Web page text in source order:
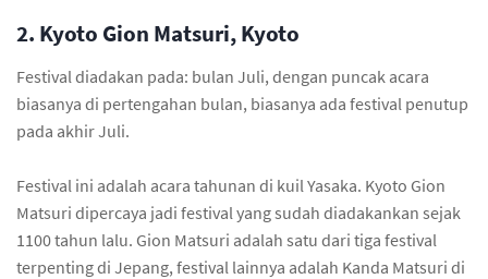
2. Kyoto Gion Matsuri, Kyoto
Festival diadakan pada: bulan Juli, dengan puncak acara
biasanya di pertengahan bulan, biasanya ada festival penutup
pada akhir Juli.
Festival ini adalah acara tahunan di kuil Yasaka. Kyoto Gion
Matsuri dipercaya jadi festival yang sudah diadakankan sejak
1100 tahun lalu. Gion Matsuri adalah satu dari tiga festival
terpenting di Jepang, festival lainnya adalah Kanda Matsuri di